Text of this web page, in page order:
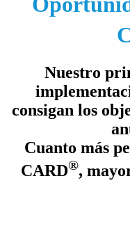
Nuestro
consigan los
Cuanto más
CARD®,